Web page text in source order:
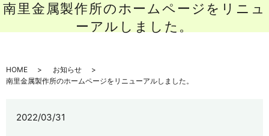
南里金属製作所のホームページをリニュ
ーアルしました。
HOME
お知らせ
南里金属製作所のホームページをリニューアルしました。
2022/03/31